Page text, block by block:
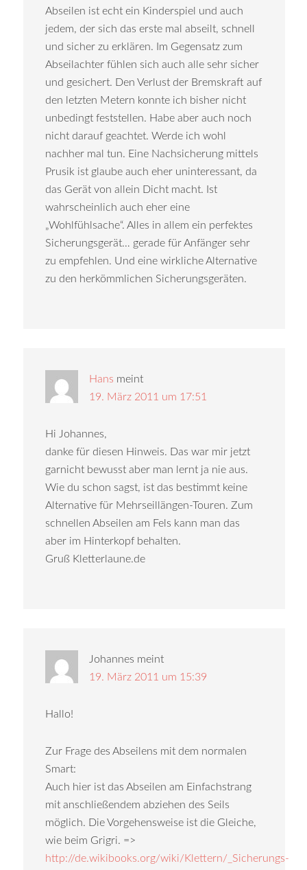
Abseilen ist echt ein Kinderspiel und auch
jedem, der sich das erste mal abseilt, schnell
und sicher zu erklären. Im Gegensatz zum
Abseilachter fühlen sich auch alle sehr sicher
und gesichert. Den Verlust der Bremskraft auf
den letzten Metern konnte ich bisher nicht
unbedingt feststellen. Habe aber auch noch
nicht darauf geachtet. Werde ich wohl
nachher mal tun. Eine Nachsicherung mittels
Prusik ist glaube auch eher uninteressant, da
das Gerät von allein Dicht macht. Ist
wahrscheinlich auch eher eine
„Wohlfühlsache“. Alles in allem ein perfektes
Sicherungsgerät… gerade für Anfänger sehr
zu empfehlen. Und eine wirkliche Alternative
zu den herkömmlichen Sicherungsgeräten.
Hans meint
19. März 2011 um 17:51
Hi Johannes,
danke für diesen Hinweis. Das war mir jetzt
garnicht bewusst aber man lernt ja nie aus.
Wie du schon sagst, ist das bestimmt keine
Alternative für Mehrseillängen-Touren. Zum
schnellen Abseilen am Fels kann man das
aber im Hinterkopf behalten.
Gruß Kletterlaune.de
Johannes meint
19. März 2011 um 15:39
Hallo!
Zur Frage des Abseilens mit dem normalen
Smart:
Auch hier ist das Abseilen am Einfachstrang
mit anschließendem abziehen des Seils
möglich. Die Vorgehensweise ist die Gleiche,
wie beim Grigri. =>
http://de.wikibooks.org/wiki/Klettern/_Sicherungs-